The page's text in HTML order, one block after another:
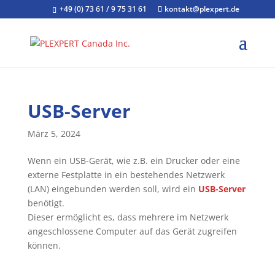
+49 (0) 73 61 / 9 75 31 61 kontakt@plexpert.de
USB-Server
März 5, 2024
Wenn ein USB-Gerät, wie z.B. ein Drucker oder eine
externe Festplatte in ein bestehendes Netzwerk
(LAN) eingebunden werden soll, wird ein USB-Server
benötigt.
Dieser ermöglicht es, dass mehrere im Netzwerk
angeschlossene Computer auf das Gerät zugreifen
können.